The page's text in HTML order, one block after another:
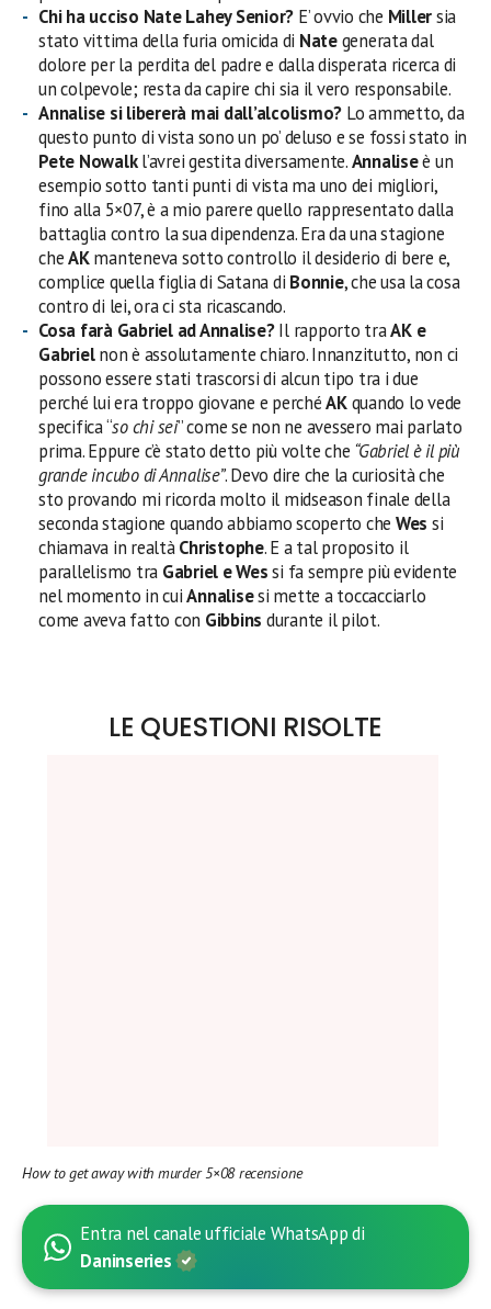
Chi ha ucciso Nate Lahey Senior? E’ ovvio che Millersia
stato vittima della furia omicida di Nategenerata dal
dolore per la perdita del padre e dalla disperata ricerca di
un colpevole; resta da capire chi sia il vero responsabile.
Annalise si libererà mai dall’alcolismo? Lo ammetto, da
questo punto di vista sono un po’ deluso e se fossi stato in
Pete Nowalkl’avrei gestita diversamente.Annaliseè un
esempio sotto tanti punti di vista ma uno dei migliori,
fino alla 5×07, è a mio parere quello rappresentato dalla
battaglia contro la sua dipendenza. Era da una stagione
cheAKmanteneva sotto controllo il desiderio di bere e,
complice quella figlia di Satana di Bonnie, che usa la cosa
contro di lei, ora ci sta ricascando.
Cosa farà Gabriel ad Annalise?Il rapporto traAK e
Gabrielnon è assolutamente chiaro. Innanzitutto, non ci
possono essere stati trascorsi di alcun tipo tra i due
perché lui era troppo giovane e perchéAKquando lo vede
specifica “so chi sei” come se non ne avessero mai parlato
prima. Eppure c’è stato detto più volte che “Gabriel è il più
grande incubo di Annalise”. Devo dire che la curiosità che
sto provando mi ricorda molto il midseason finale della
seconda stagione quando abbiamo scoperto che Wes si
chiamava in realtàChristophe. E a tal proposito il
parallelismo tra Gabriel e Wessi fa sempre più evidente
nel momento in cuiAnnalisesi mette a toccacciarlo
come aveva fatto con Gibbins durante il pilot.
LE QUESTIONI RISOLTE
How to get away with murder 5×08 recensione
Entra nel canale ufficiale WhatsApp di
Daninseries